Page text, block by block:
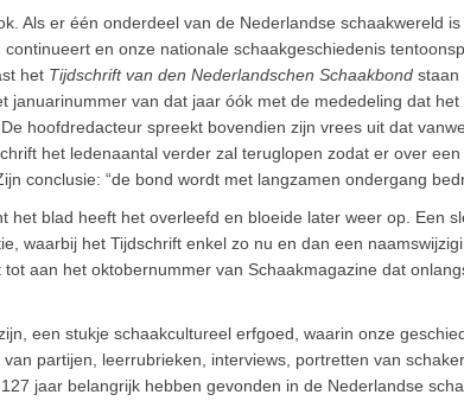
Als er één onderdeel van de Nederlandse schaakwereld is
en onze nationale schaakgeschiedenis
het Tijdschrift van den Nederlandschen Schaakbond staan
januarinummer van dat jaar óók met de mededeling dat het
hoofdredacteur spreekt bovendien zijn vrees uit dat
het ledenaantal verder zal teruglopen zodat er over
conclusie: “de bond wordt met langzamen ondergang
het blad heeft het overleefd en bloeide later weer op. Een
waarbij het Tijdschrift enkel zo nu en dan een
aan het oktobernummer van Schaakmagazine dat
een stukje schaakcultureel erfgoed, waarin onze
partijen, leerrubrieken, interviews, portretten van
jaar belangrijk hebben gevonden in de Nederlandse